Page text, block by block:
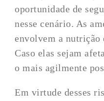
oportunidade de
nesse cenário. As
envolvem a nutrição
Caso elas sejam
o mais agilmente
Em virtude desses